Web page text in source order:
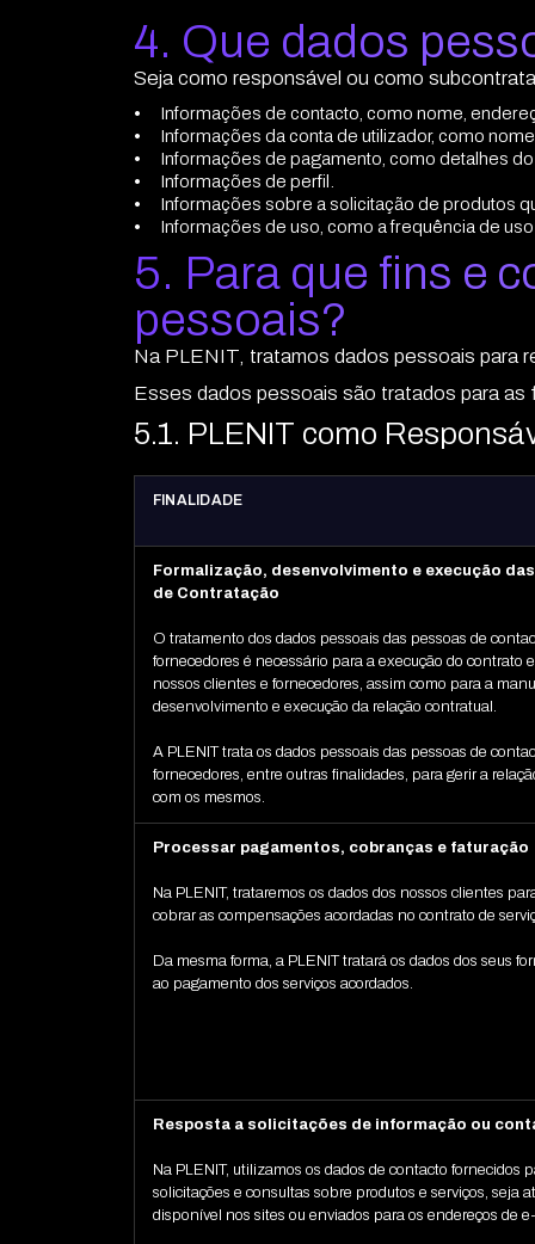
4. Que dados
Seja como responsável ou como
Informações de contacto, como nome,
Informações da conta de utilizador, como
Informações de pagamento, como detalhes
Informações de perfil.
Informações sobre a solicitação de produtos
Informações de uso, como a frequência de
5. Para que fins e
pessoais?
Na PLENIT, tratamos dados pessoais para
Esses dados pessoais são tratados para as
5.1. PLENIT como
FINALIDADE
Formalização, desenvolvimento e execução
de Contratação
O tratamento dos dados pessoais das pessoas de
fornecedores é necessário para a execução do contrato
nossos clientes e fornecedores, assim como para a
desenvolvimento e execução da relação contratual.
A PLENIT trata os dados pessoais das pessoas de
fornecedores, entre outras finalidades, para gerir a
com os mesmos.
Processar pagamentos, cobranças e faturação
Na PLENIT, trataremos os dados dos nossos clientes
cobrar as compensações acordadas no contrato de
Da mesma forma, a PLENIT tratará os dados dos seus
ao pagamento dos serviços acordados.
Resposta a solicitações de informação ou
Na PLENIT, utilizamos os dados de contacto fornecidos
solicitações e consultas sobre produtos e serviços, seja
disponível nos sites ou enviados para os endereços de